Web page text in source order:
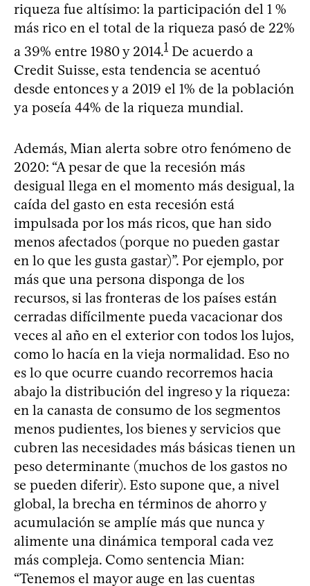
riqueza fue altísimo: la participación del 1 %
más rico en el total de la riqueza pasó de 22%
a 39% entre 1980 y 2014.1 De acuerdo a
Credit Suisse, esta tendencia se acentuó
desde entonces y a 2019 el 1% de la población
ya poseía 44% de la riqueza mundial.
Además, Mian alerta sobre otro fenómeno de
2020: “A pesar de que la recesión más
desigual llega en el momento más desigual, la
caída del gasto en esta recesión está
impulsada por los más ricos, que han sido
menos afectados (porque no pueden gastar
en lo que les gusta gastar)”. Por ejemplo, por
más que una persona disponga de los
recursos, si las fronteras de los países están
cerradas difícilmente pueda vacacionar dos
veces al año en el exterior con todos los lujos,
como lo hacía en la vieja normalidad. Eso no
es lo que ocurre cuando recorremos hacia
abajo la distribución del ingreso y la riqueza:
en la canasta de consumo de los segmentos
menos pudientes, los bienes y servicios que
cubren las necesidades más básicas tienen un
peso determinante (muchos de los gastos no
se pueden diferir). Esto supone que, a nivel
global, la brecha en términos de ahorro y
acumulación se amplíe más que nunca y
alimente una dinámica temporal cada vez
más compleja. Como sentencia Mian:
“Tenemos el mayor auge en las cuentas